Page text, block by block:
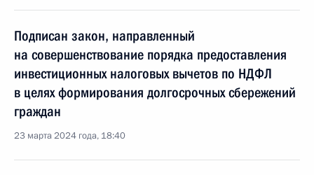
Подписан закон, направленный
на совершенствование порядка предоставления
инвестиционных налоговых вычетов по НДФЛ
в целях формирования долгосрочных сбережений
граждан
23 марта 2024 года, 18:40